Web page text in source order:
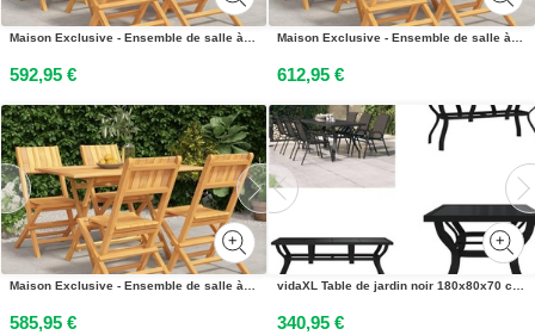
Maison Exclusive - Ensemble de salle à manger de jardin 5 pièces en teck massif
592,95 €
Maison Exclusive - Ensemble de salle à manger de jardin 5 pièces en teck massif
612,95 €
Maison Exclusive - Ensemble de salle à manger de jardin 5 pièces en teck massif
585,95 €
vidaXL Table de jardin noir 180x80x70 cm Acier et verre - Table de jardin - Tables de jardin - Table dextérieur
340,95 €